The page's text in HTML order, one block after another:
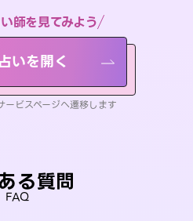
師を見てみよう
いを開く
ビスページへ遷移します
る質問
FAQ